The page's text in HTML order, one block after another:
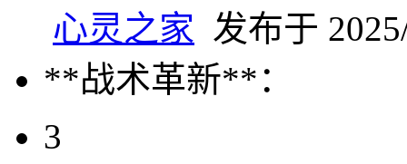
心灵之家 发布于
**战术革新**：
3